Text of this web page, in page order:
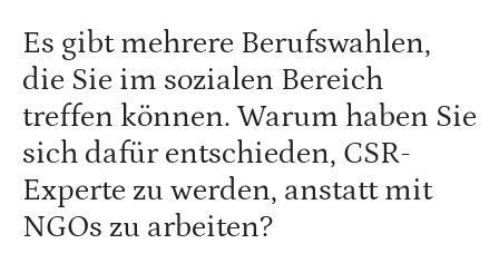
Es gibt mehrere Berufswahlen,
die Sie im sozialen Bereich
treffen können. Warum haben Sie
sich dafür entschieden, CSR-
Experte zu werden, anstatt mit
NGOs zu arbeiten?